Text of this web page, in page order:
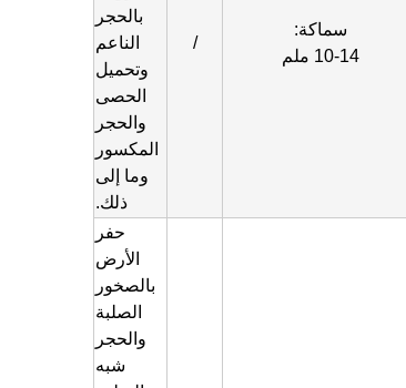
سماكة:
10-14 ملم
/
بالحجر
الناعم
وتحميل
الحصى
والحجر
المكسور
وما إلى
ذلك.
حفر
الأرض
بالصخور
الصلبة
والحجر
شبه